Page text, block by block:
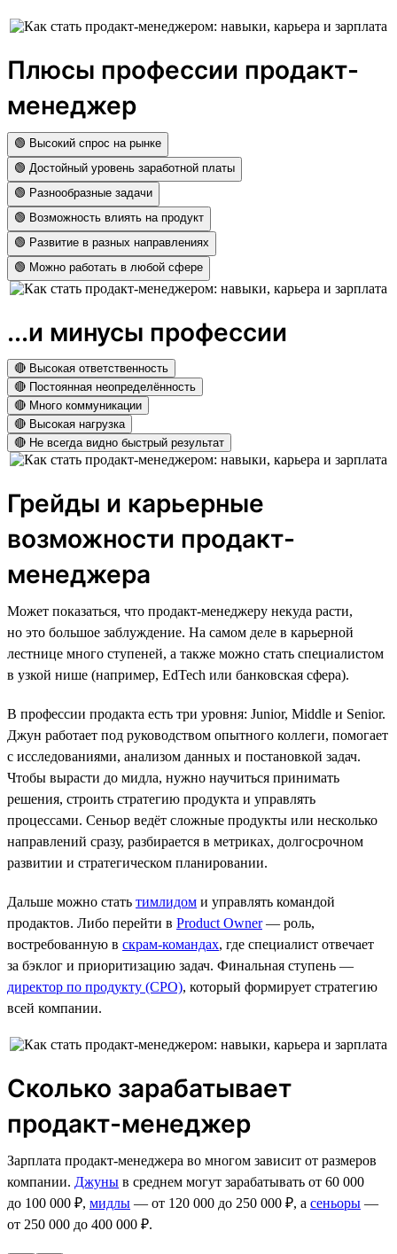
Плюсы профессии продакт-
менеджер
🟢 Высокий спрос на рынке
🟢 Достойный уровень заработной платы
🟢 Разнообразные задачи
🟢 Возможность влиять на продукт
🟢 Развитие в разных направлениях
🟢 Можно работать в любой сфере
...и минусы профессии
🔴 Высокая ответственность
🔴 Постоянная неопределённость
🔴 Много коммуникации
🔴 Высокая нагрузка
🔴 Не всегда видно быстрый результат
Грейды и карьерные
возможности продакт-
менеджера
Может показаться, что продакт-менеджеру некуда расти,
но это большое заблуждение. На самом деле в карьерной
лестнице много ступеней, а также можно стать специалистом
в узкой нише (например, EdTech или банковская сфера).
В профессии продакта есть три уровня: Junior, Middle и Senior.
Джун работает под руководством опытного коллеги, помогает
с исследованиями, анализом данных и постановкой задач.
Чтобы вырасти до мидла, нужно научиться принимать
решения, строить стратегию продукта и управлять
процессами. Сеньор ведёт сложные продукты или несколько
направлений сразу, разбирается в метриках, долгосрочном
развитии и стратегическом планировании.
Дальше можно стать тимлидом и управлять командой
продактов. Либо перейти в Product Owner— роль,
востребованную в скрам-командах, где специалист отвечает
за бэклог и приоритизацию задач. Финальная ступень —
директор по продукту (CPO), который формирует стратегию
всей компании.
Сколько зарабатывает
продакт-менеджер
Зарплата продакт-менеджера во многом зависит от размеров
компании. Джуны в среднем могут зарабатывать от 60 000
до 100 000 ₽, мидлы — от 120 000 до 250 000 ₽, а сеньоры —
от 250 000 до 400 000 ₽.